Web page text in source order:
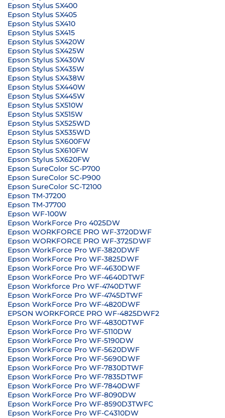
Epson Stylus SX400
Epson Stylus SX405
Epson Stylus SX410
Epson Stylus SX415
Epson Stylus SX420W
Epson Stylus SX425W
Epson Stylus SX430W
Epson Stylus SX435W
Epson Stylus SX438W
Epson Stylus SX440W
Epson Stylus SX445W
Epson Stylus SX510W
Epson Stylus SX515W
Epson Stylus SX525WD
Epson Stylus SX535WD
Epson Stylus SX600FW
Epson Stylus SX610FW
Epson Stylus SX620FW
Epson SureColor SC-P700
Epson SureColor SC-P900
Epson SureColor SC-T2100
Epson TM-J7200
Epson TM-J7700
Epson WF-100W
Epson WorkForce Pro 4025DW
Epson WORKFORCE PRO WF-3720DWF
Epson WORKFORCE PRO WF-3725DWF
Epson WorkForce Pro WF-3820DWF
Epson WorkForce Pro WF-3825DWF
Epson WorkForce Pro WF-4630DWF
Epson WorkForce Pro WF-4640DTWF
Epson Workforce Pro WF-4740DTWF
Epson WorkForce Pro WF-4745DTWF
Epson WorkForce Pro WF-4820DWF
EPSON WORKFORCE PRO WF-4825DWF2
Epson WorkForce Pro WF-4830DTWF
Epson WorkForce Pro WF-5110DW
Epson WorkForce Pro WF-5190DW
Epson WorkForce Pro WF-5620DWF
Epson WorkForce Pro WF-5690DWF
Epson WorkForce Pro WF-7830DTWF
Epson WorkForce Pro WF-7835DTWF
Epson WorkForce Pro WF-7840DWF
Epson WorkForce Pro WF-8090DW
Epson WorkForce Pro WF-8590D3TWFC
Epson WorkForce Pro WF-C4310DW